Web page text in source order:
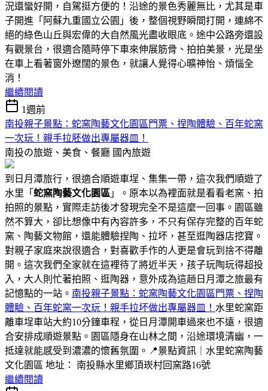
況還蠻好開，自駕挺方便的！沿途的景色秀麗無比，尤其是車
子開進「阿蘇九重國立公園」後，整個視野瞬間打開，連綿不
絕的綠色山丘與宏偉的大自然風光盡收眼底。途中公路旁還設
有觀景台，很適合隨時停下車來伸展筋骨、拍拍美景，光是坐
在車上看著窗外遼闊的景色，就讓人覺得心曠神怡、煩惱全
消！
繼續閱讀
1週前
南投親子景點：蛇窯陶藝文化園區門票、捏陶體驗、百年蛇窯
一次玩！親手拉胚做出專屬器皿！
南投の旅遊、美食、餐廳 國內旅遊
到日月潭旅行，很適合順遊車埕、集集一帶，這次我們順遊了
水里「 蛇窯陶藝文化園區 」。原本以為裡面就是看看老窯、拍
拍照的景點，實際走訪後才發現完全不是這麼一回事。園區雖
然不算大，卻比想像中有內容許多，不只有保存完整的百年蛇
窯、陶藝文物館，還能體驗捏陶、拉坏，甚至逛陶器店挖寶。
對親子家庭來說很適合，對喜歡手作的人更是會玩到捨不得離
開。這次我們全家就在這裡待了將近半天，孩子玩陶玩得超投
入，大人則忙著拍照、逛陶器，意外成為這趟日月潭之旅最有
記憶點的一站。 南投親子景點：蛇窯陶藝文化園區門票、捏陶
體驗、百年蛇窯一次玩！親手拉坏做出專屬器皿！ 水里蛇窯距
離車埕車站大約10分鐘車程，從日月潭開車過來也不遠，很適
合安排成順遊景點。園區隱身在山林之間，沿途環境清幽，一
抵達就能感受到濃濃的懷舊氛圍。📍景點資訊｜水里蛇窯陶藝
文化園區 地址： 南投縣水里鄉頂崁村回窯路16號
繼續閱讀